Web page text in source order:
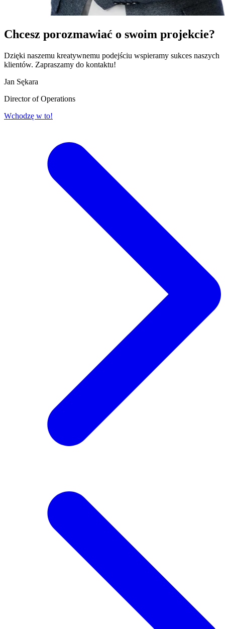
Chcesz porozmawiać o swoim projekcie?
Dzięki naszemu kreatywnemu podejściu wspieramy sukces naszych
klientów. Zapraszamy do kontaktu!
Jan Sękara
Director of Operations
Wchodzę w to!